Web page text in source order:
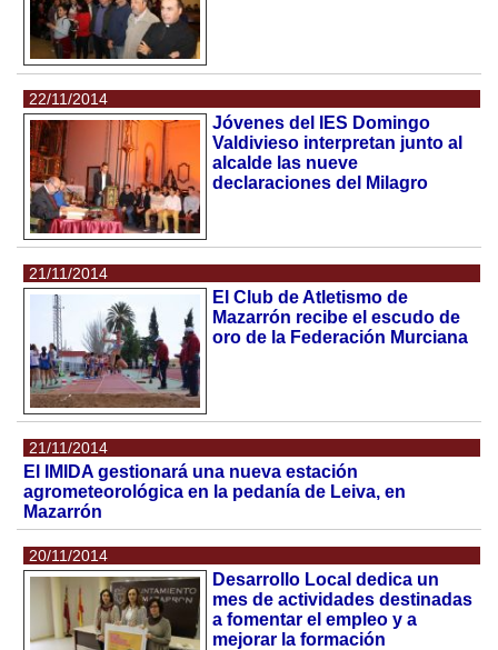
22/11/2014
Jóvenes del IES Domingo
Valdivieso interpretan junto al
alcalde las nueve
declaraciones del Milagro
21/11/2014
El Club de Atletismo de
Mazarrón recibe el escudo de
oro de la Federación Murciana
21/11/2014
El IMIDA gestionará una nueva estación
agrometeorológica en la pedanía de Leiva, en
Mazarrón
20/11/2014
Desarrollo Local dedica un
mes de actividades destinadas
a fomentar el empleo y a
mejorar la formación